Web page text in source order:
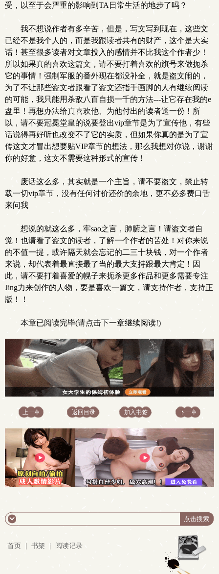
受，以至于会严重的影响到TA日常生活的地步了吗？
我不想说作者有多辛苦，但是，写文写到现在，这些文
已经不是我个人的，而是我跟读者共有的财产，这个是大实
话！甚至很多读者对文章投入的感情并不比我这个作者少！
所以如果真的喜欢这篇文，请不要打着喜欢的旗号来做扼杀
它的事情！强制军服的番外现在都没补全，就是盗文闹的，
为了不让那些盗文者跟看了盗文还指手画脚的人有继续阅读
的可能，我只能用杀敌八百自损一千的方法---让它存在我的e
盘里！再想办法给真喜欢他、为他付出的读者送一份！所
以，请不要冠冕堂皇的说要登出vip章节是为了宣传他，有些
话说得再好听也改变不了它的实质，但如果你真的是为了宣
传这文才冒出想要贴VIP章节的想法，那么我想对你说，谢谢
你的好意，这文不需要这种形式的宣传！
废话这么多，其实就是一个主旨，请不要盗文，禁止转
载一切vip章节，没有任何讨价还价的余地，更不必多费口舌
来问我
想说的就这么多，牢sao之言，肺腑之言！请盗文者自
觉！也请看了盗文的读者，了解一个作者的苦处！对你来说
的不值一提，或许隔天就会忘记的二三十块钱，对一个作者
来说，却代表着最直接最了当的最大支持跟最大肯定！因
此，请不要打着喜爱的幌子来扼杀更多作品和更多需要专注
Jing力来创作的人物，要是喜欢一篇文，请支持作者，支持正
版！！
本章已阅读完毕(请点击下一章继续阅读!)
上一章 返回目录 加入书签 下一章
首页 书架 阅读记录